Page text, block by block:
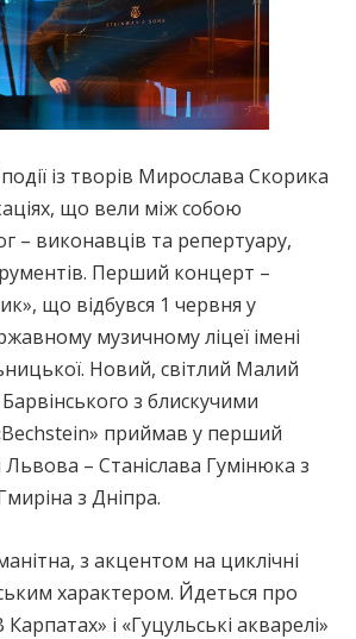
із творів Мирослава Скорика
що вели між собою
– виконавців та репертуару,
Перший концерт –
що відбувся 1 червня у
музичному ліцеї імені
Новий, світлий Малий
з блискучими
приймав у перший
Львова – Станіслава Гумінюка з
з Дніпра.
з акцентом на циклічні
характером. Йдеться про
і «Гуцульські акварелі»